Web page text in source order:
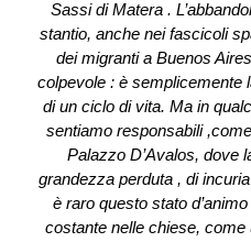
Sassi di Matera .
stantio, anche nei fascicoli
dei migranti a Buenos
colpevole : è semplicemente
di un ciclo di vita. Ma in
sentiamo responsabili
Palazzo D’Avalos, dove
grandezza perduta , di
è raro questo stato
costante nelle chiese,